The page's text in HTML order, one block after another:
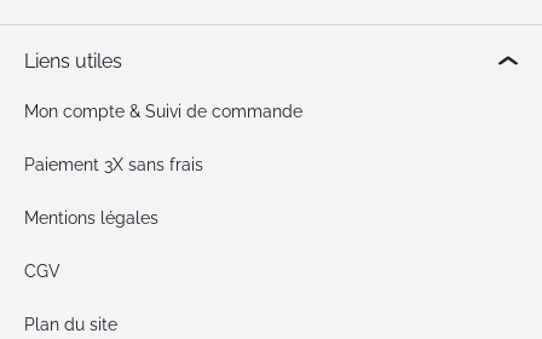
Liens utiles
Mon compte & Suivi de commande
Paiement 3X sans frais
Mentions légales
CGV
Plan du site